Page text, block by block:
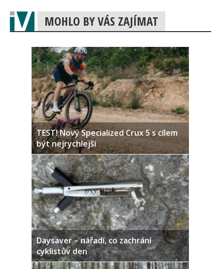
MOHLO BY VÁS ZAJÍMAT
TEST! Nový Specialized Crux 5 s cílem
být nejrychlejší
Daysaver – nářadí, co zachrání
cyklistův den